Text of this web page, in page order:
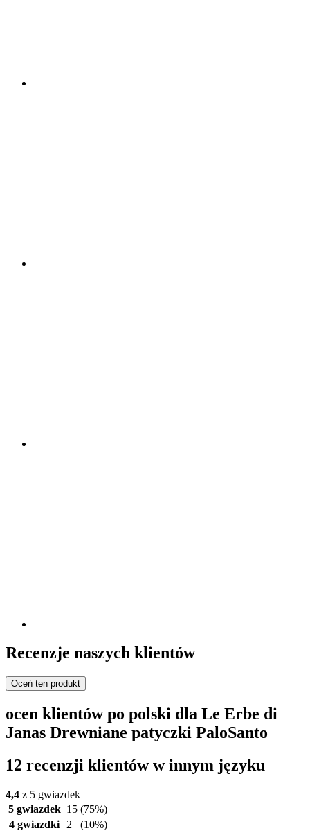
Recenzje naszych klientów
Oceń ten produkt
ocen klientów po polski dla Le Erbe di
Janas Drewniane patyczki PaloSanto
12 recenzji klientów w innym języku
4,4 z 5 gwiazdek
5 gwiazdek 15 (75%)
4 gwiazdki
2
(10%)